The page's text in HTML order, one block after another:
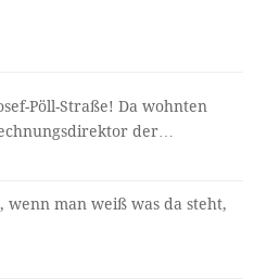
Pöll-Straße! Da wohnten
der…
wenn man weiß was da steht,